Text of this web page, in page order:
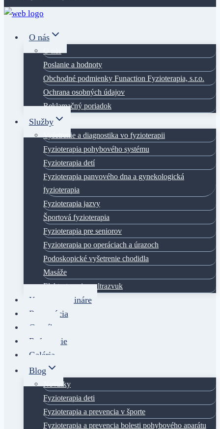
O nás
Poslanie a hodnoty
Obchodné podmienky Funaction Fyzioterapia, s.r.o.
Ochrana osobných údajov
Reklamačný poriadok
Služby
Vyšetrenie a diagnostika vo fyzioterapii
Fyzioterapia pohybového systému
Fyzioterapia detí
Fyzioterapia panvového dna a gynekologická
fyzioterapia
Fyzioterapia jazvy
Športová fyzioterapia
Fyzioterapia pre seniorov
Fyzioterapia po operáciach a úrazoch
Podoskopické vyšetrenie chodidla
Masáže
Elektroterapia a ultrazvuk
Kurzy a semináre
Rezervácia
Cenník
Referencie
Galéria
Blog
Novinky
Fyzioterapia deti
Fyzioterapia a prevencia v športe
Fyzioterapia a prevencia bolesti pohybového aparátu